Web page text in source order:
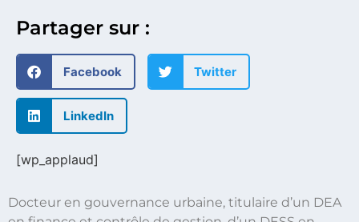
Partager sur :
Facebook Twitter
LinkedIn
[wp_applaud]
Docteur en gouvernance urbaine, titulaire d’un DEA